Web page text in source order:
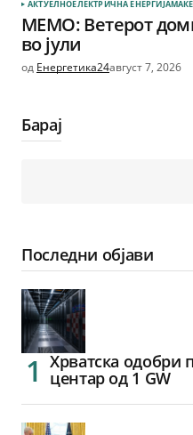
АКТУЕЛНОЕЛЕКТРИЧНА ЕНЕРГИЈА
МЕМО: Ветерот
во јули
од Енергетика24август 7, 2026
Барај
Последни објави
Хрватска одобри
центар од 1 GW